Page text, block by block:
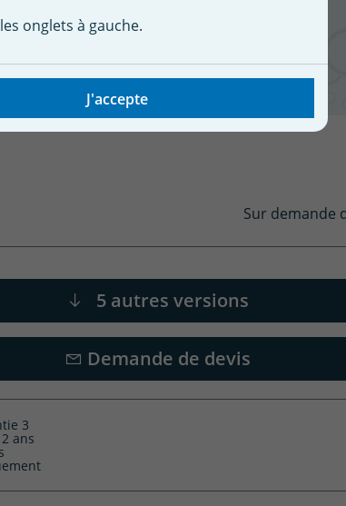
S+
Sur demande
5 autres versions
Demande de devis
3
ans
onglets à gauche.
J'accepte